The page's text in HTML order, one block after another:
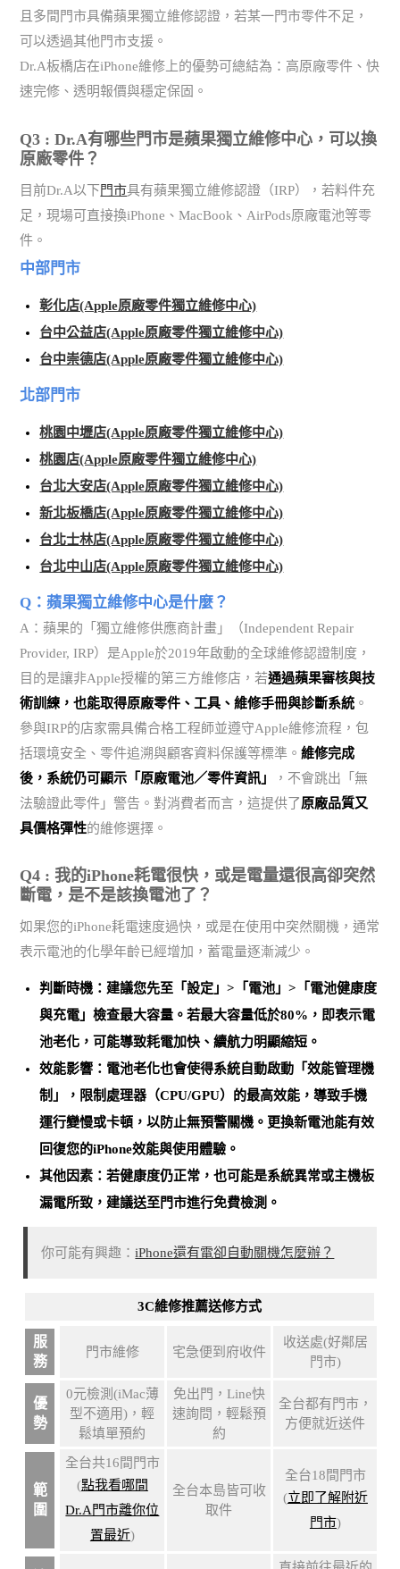
且多間門市具備蘋果獨立維修認證，若某一門市零件不足，
可以透過其他門市支援。
Dr.A板橋店在iPhone維修上的優勢可總結為：高原廠零件、快
速完修、透明報價與穩定保固。
Q3 : Dr.A有哪些門市是蘋果獨立維修中心，可以換
原廠零件？
目前Dr.A以下 門市具有蘋果獨立維修認證（IRP），若料件充
足，現場可直接換iPhone、MacBook、AirPods原廠電池等零
件。
中部門市
彰化店(Apple原廠零件獨立維修中心)
台中公益店(Apple原廠零件獨立維修中心)
台中崇德店(Apple原廠零件獨立維修中心)
北部門市
桃園中壢店(Apple原廠零件獨立維修中心)
桃園店(Apple原廠零件獨立維修中心)
台北大安店(Apple原廠零件獨立維修中心)
新北板橋店(Apple原廠零件獨立維修中心)
台北士林店(Apple原廠零件獨立維修中心)
台北中山店(Apple原廠零件獨立維修中心)
Q：蘋果獨立維修中心是什麼？
A：蘋果的「獨立維修供應商計畫」（Independent Repair
Provider, IRP）是Apple於2019年啟動的全球維修認證制度，
目的是讓非Apple授權的第三方維修店，若通過蘋果審核與技
術訓練，也能取得原廠零件、工具、維修手冊與診斷系統 。
參與IRP的店家需具備合格工程師並遵守Apple維修流程，包
括環境安全、零件追溯與顧客資料保護等標準。維修完成
後，系統仍可顯示「原廠電池／零件資訊」
，不會跳出「無
法驗證此零件」警告。對消費者而言，這提供了原廠品質又
具價格彈性的維修選擇。
Q4 : 我的iPhone耗電很快，或是電量還很高卻突然
斷電，是不是該換電池了？
如果您的iPhone耗電速度過快，或是在使用中突然關機，通常
表示電池的化學年齡已經增加，蓄電量逐漸減少。
判斷時機：建議您先至「設定」>「電池」>「電池健康度
與充電」檢查最大容量。若最大容量低於80%，即表示電
池老化 ，可能導致耗電加快、續航力明顯縮短。
效能影響：電池老化也會使得系統自動啟動「效能管理機
制」，限制處理器（CPU/GPU）的最高效能，導致手機
運行變慢或卡頓，以防止無預警關機。 更換新電池能有效
回復您的iPhone效能與使用體驗 。
其他因素：若健康度仍正常，也可能是系統異常或主機板
漏電所致 ，建議送至門市進行免費檢測。
你可能有興趣：iPhone還有電卻自動關機怎麼辦？
3C維修推薦送修方式
服
務
門市維修 宅急便到府收件
收送處(好鄰居
門市)
優
勢
0元檢測(iMac薄
型不適用)，輕
鬆填單預約
免出門，Line快
速詢問，輕鬆預
約
全台都有門市，
方便就近送件
範
圍
全台共16間門市
(點我看哪間
Dr.A門市離你位
置最近)
全台本島皆可收
取件
全台18間門市
(立即了解附近
門市)